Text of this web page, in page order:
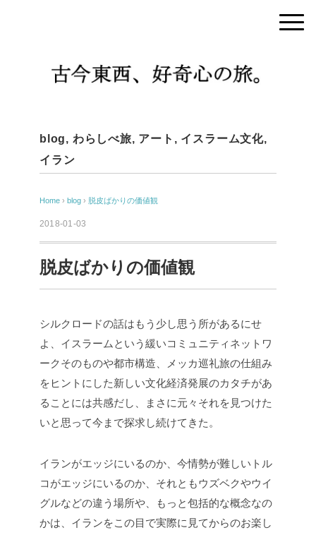
blog, わらしべ旅, アート , イスラーム文化,
イラン
Home › blog › 脱皮ばかりの価値観
2018-01-03
脱皮ばかりの価値観
シルクロードの話はもう少し思う所があるにせ
よ、イスラームという緩いコミュニティネットワ
ークそのものや都市構造、メッカ巡礼旅の仕組み
をヒントにした新しい文化経済発展のカタチがあ
ることには共感だし、まさに元々それを見つけた
いと思って今まで探求し続けてきた。
イランがエッジにいるのか、今情勢が難しいトル
コがエッジにいるのか、それともウズベクやウイ
グルなどの違う場所や、もっと包括的な概念なの
かは、イランをこの目で実際に見てからのお楽し